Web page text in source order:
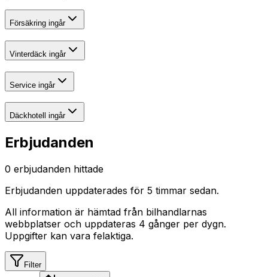
Försäkring ingår
Vinterdäck ingår
Service ingår
Däckhotell ingår
Erbjudanden
0 erbjudanden hittade
Erbjudanden uppdaterades för 5 timmar sedan.
All information är hämtad från bilhandlarnas
webbplatser och uppdateras 4 gånger per dygn.
Uppgifter kan vara felaktiga.
Filter